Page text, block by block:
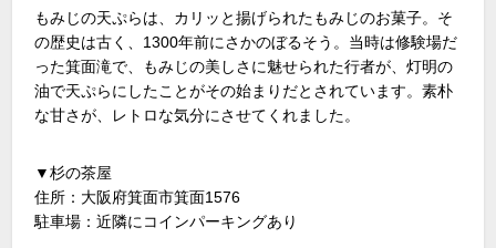
もみじの天ぷらは、カリッと揚げられたもみじのお菓子。そ
の歴史は古く、1300年前にさかのぼるそう。当時は修験場だ
った箕面滝で、もみじの美しさに魅せられた行者が、灯明の
油で天ぷらにしたことがその始まりだとされています。素朴
な甘さが、レトロな気分にさせてくれました。
▼杉の茶屋
住所：大阪府箕面市箕面1576
駐車場：近隣にコインパーキングあり